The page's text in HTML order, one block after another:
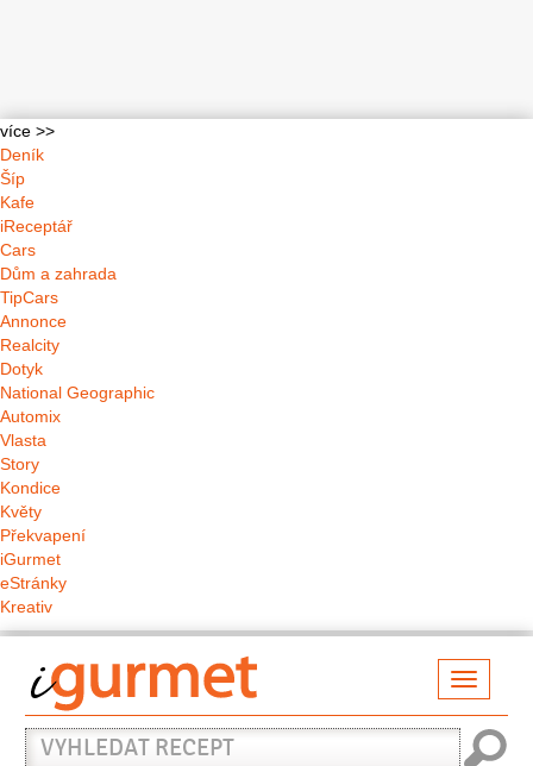
více >>
Deník
Šíp
Kafe
iReceptář
Cars
Dům a zahrada
TipCars
Annonce
Realcity
Dotyk
National Geographic
Automix
Vlasta
Story
Kondice
Květy
Překvapení
iGurmet
eStránky
Kreativ
Vyhledat
recept